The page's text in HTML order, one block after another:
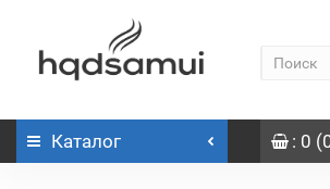
Каталог : 0